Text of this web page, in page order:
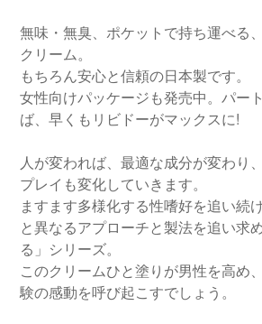
無味・無臭、ポケットで持ち運べる
クリーム。
もちろん安心と信頼の日本製です。
女性向けパッケージも発売中。パー
ば、早くもリビドーがマックスに!
人が変われば、最適な成分が変わり
プレイも変化していきます。
ますます多様化する性嗜好を追い続
と異なるアプローチと製法を追い求
る」シリーズ。
このクリームひと塗りが男性を高め
験の感動を呼び起こすでしょう。